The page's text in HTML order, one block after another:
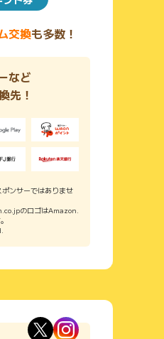
交換も多数！
など
先！
ンサーではありませ
のロゴはAmazon.